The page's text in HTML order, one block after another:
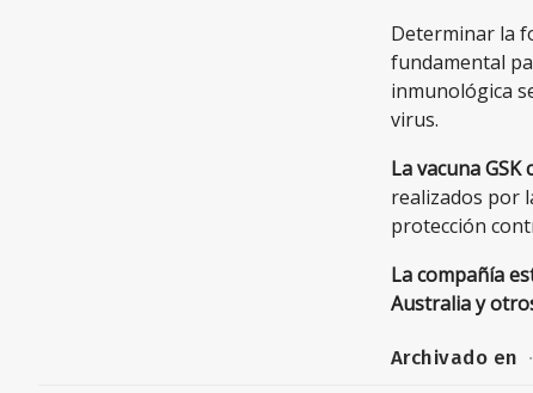
Determinar la
fundamental
inmunológica
virus.
La vacuna
realizados por
protección
La compañía
Australia y
Archivado en ·